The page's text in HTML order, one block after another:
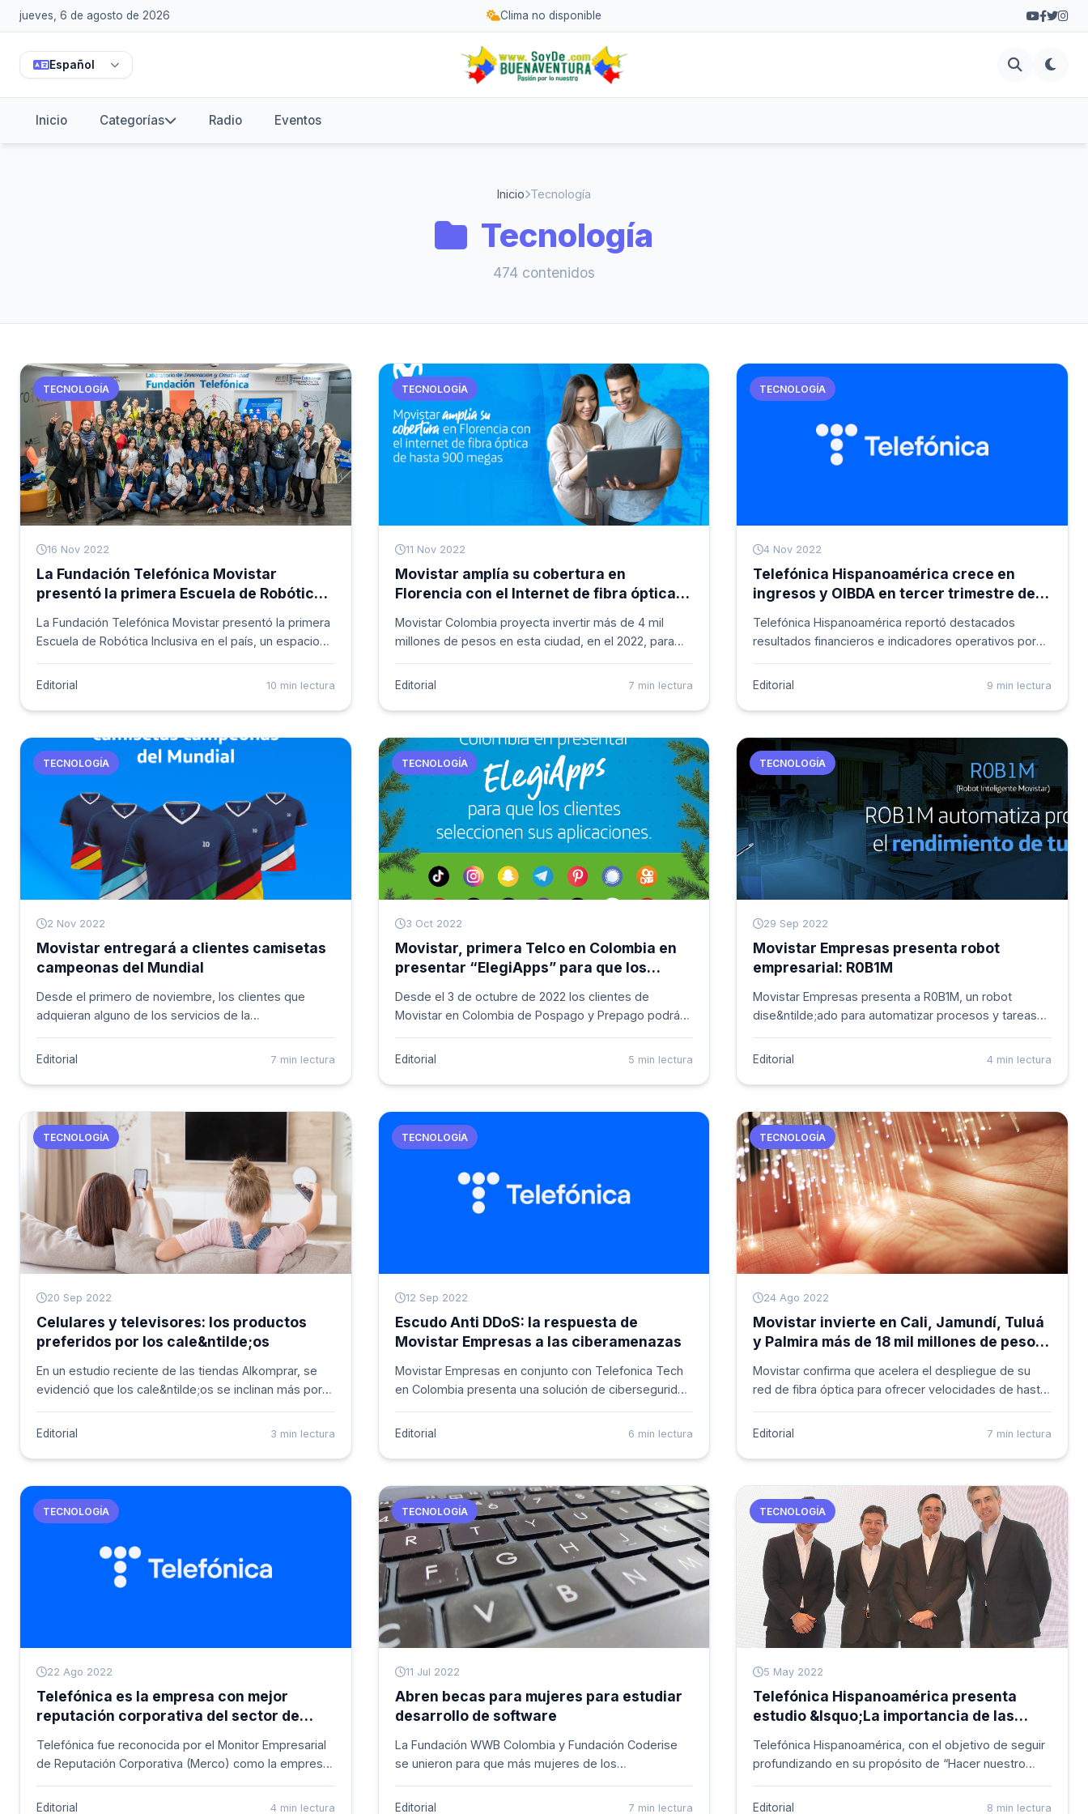
jueves, 6 de agosto de 2026 Clima no disponible
Español
Inicio Categorías Radio Eventos
Inicio Tecnología
Tecnología
474 contenidos
TECNOLOGÍA
16 Nov 2022
La Fundación Telefónica Movistar
presentó la primera Escuela de Robótica
La Fundación Telefónica Movistar presentó la primera
Escuela de Robótica Inclusiva en el país, un espacio
voluntarios, equipos psicosociales y pedagogos de
programación básica e inicia su fase de robótica.
Editorial 10 min lectura
TECNOLOGÍA
11 Nov 2022
Movistar amplía su cobertura en
Florencia con el Internet de fibra óptica
Movistar Colombia proyecta invertir más de 4 mil
millones de pesos en esta ciudad, en el 2022, para
este a&ntilde;o podrá conectar a más de 20 mil
mercado verificado por Ookla (empresa
especializada en diagnóstico de Internet), de hasta
900 megas simétricas, es decir la misma velocidad
de subida que de bajada.
Editorial 7 min lectura
TECNOLOGÍA
4 Nov 2022
Telefónica Hispanoamérica crece en
ingresos y OIBDA en tercer trimestre de
Telefónica Hispanoamérica reportó destacados
resultados financieros e indicadores operativos por
Editorial 9 min lectura
TECNOLOGÍA
2 Nov 2022
Movistar entregará a clientes camisetas
campeonas del Mundial
Desde el primero de noviembre, los clientes que
adquieran alguno de los servicios de la
recibir una “camiseta campeona”. Son cinco
limitada, alusivos a las selecciones de los países que
han ganado el Mundial y son favoritas este a&ntilde;o.
Editorial 7 min lectura
TECNOLOGÍA
3 Oct 2022
Movistar, primera Telco en Colombia en
presentar “ElegiApps” para que los
Desde el 3 de octubre de 2022 los clientes de
Movistar en Colombia de Pospago y Prepago podrán
entre las 19 aplicaciones más reconocidas de redes
cuando se agote la capacidad de su plan. Movistar, es
la primera compa&ntilde;ía de telecomunicaciones en
el país en ofrecer esta modalidad de contratación en
el mercado.
Editorial 5 min lectura
TECNOLOGÍA
29 Sep 2022
Movistar Empresas presenta robot
empresarial: R0B1M
Movistar Empresas presenta a R0B1M, un robot
dise&ntilde;ado para automatizar procesos y tareas
iniciales de Robot Inteligente de Movistar. Su misión
empresariales.
Editorial 4 min lectura
TECNOLOGÍA
20 Sep 2022
Celulares y televisores: los productos
preferidos por los cale&ntilde;os
En un estudio reciente de las tiendas Alkomprar, se
evidenció que los cale&ntilde;os se inclinan más por
smartphones y televisores. Según la directora de
ha reportado un crecimiento del 57 % en la categoría
de celulares y un 48 % en la de televisores, respecto
al 2021”.
Editorial 3 min lectura
TECNOLOGÍA
12 Sep 2022
Escudo Anti DDoS: la respuesta de
Movistar Empresas a las ciberamenazas
Movistar Empresas en conjunto con Telefonica Tech
en Colombia presenta una solución de ciberseguridad
a los ataques de DDoS (falta de disponibilidad de la
Editorial 6 min lectura
TECNOLOGÍA
24 Ago 2022
Movistar invierte en Cali, Jamundí, Tuluá
y Palmira más de 18 mil millones de pesos
Movistar confirma que acelera el despliegue de su
red de fibra óptica para ofrecer velocidades de hasta
como descarga) en Cali, Jamundí, Tuluá y Palmira
mil millones de pesos. La compa&ntilde;ía, líder en la
transformación digital del sector telco del país, busca
que cada vez más habitantes de estas ciudades
cuenten con el internet más rápido de Colombia,
como lo verificó Ookla (empresa especializada en
diagnóstico de Internet).
Editorial 7 min lectura
TECNOLOGÍA
22 Ago 2022
Telefónica es la empresa con mejor
reputación corporativa del sector de
Telefónica fue reconocida por el Monitor Empresarial
de Reputación Corporativa (Merco) como la empresa
corporativa dentro del ranking “Las 100 empresas con
Editorial 4 min lectura
TECNOLOGÍA
11 Jul 2022
Abren becas para mujeres para estudiar
desarrollo de software
La Fundación WWB Colombia y Fundación Coderise
se unieron para que más mujeres de los
Nari&ntilde;o puedan estudiar programación en
Editorial 7 min lectura
TECNOLOGÍA
5 May 2022
Telefónica Hispanoamérica presenta
estudio &lsquo;La importancia de las
constata que la principal fuente de
bienestar y felicidad del ser humano es la
Telefónica Hispanoamérica, con el objetivo de seguir
profundizando en su propósito de “Hacer nuestro
personas”, ha desarrollado el estudio &lsquo;La
Editorial 8 min lectura